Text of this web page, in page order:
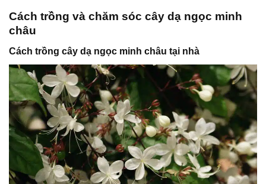
Cách trồng và chăm sóc cây dạ ngọc minh
châu
Cách trồng cây dạ ngọc minh châu tại nhà